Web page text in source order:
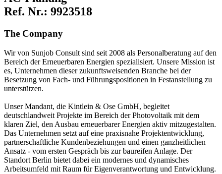
Ref. Nr.: 9923518
The Company
Wir von Sunjob Consult sind seit 2008 als Personalberatung auf den
Bereich der Erneuerbaren Energien spezialisiert. Unsere Mission ist
es, Unternehmen dieser zukunftsweisenden Branche bei der
Besetzung von Fach- und Führungspositionen in Festanstellung zu
unterstützen.
Unser Mandant, die Kintlein & Ose GmbH, begleitet
deutschlandweit Projekte im Bereich der Photovoltaik mit dem
klaren Ziel, den Ausbau erneuerbarer Energien aktiv mitzugestalten.
Das Unternehmen setzt auf eine praxisnahe Projektentwicklung,
partnerschaftliche Kundenbeziehungen und einen ganzheitlichen
Ansatz - vom ersten Gespräch bis zur baureifen Anlage. Der
Standort Berlin bietet dabei ein modernes und dynamisches
Arbeitsumfeld mit Raum für Eigenverantwortung und Entwicklung.